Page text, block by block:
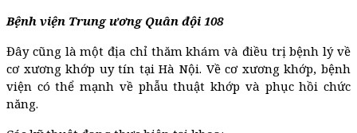
Bệnh viện Trung ương Quân đội 108
Đây cũng là một địa chỉ thăm khám và điều trị bệnh lý về
cơ xương khớp uy tín tại Hà Nội. Về cơ xương khớp, bệnh
viện có thể mạnh về phẫu thuật khớp và phục hồi chức
năng.